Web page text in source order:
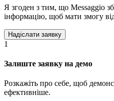
Я згоден з тим, що Messaggio
інформацію, щоб мати змогу
1
Залиште заявку на демо
Розкажіть про себе, щоб
ефективніше.